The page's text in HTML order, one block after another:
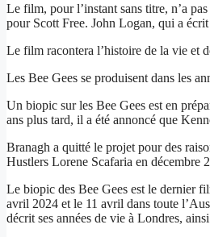
Le film, pour l’instant sans titre, n’a
pour Scott Free. John Logan, qui a
Le film racontera l’histoire de la vie et
Les Bee Gees se produisent dans les
Un biopic sur les Bee Gees est en
ans plus tard, il a été annoncé que
Branagh a quitté le projet pour des
Hustlers Lorene Scafaria en décembre
Le biopic des Bee Gees est le dernier
avril 2024 et le 11 avril dans toute
décrit ses années de vie à Londres,